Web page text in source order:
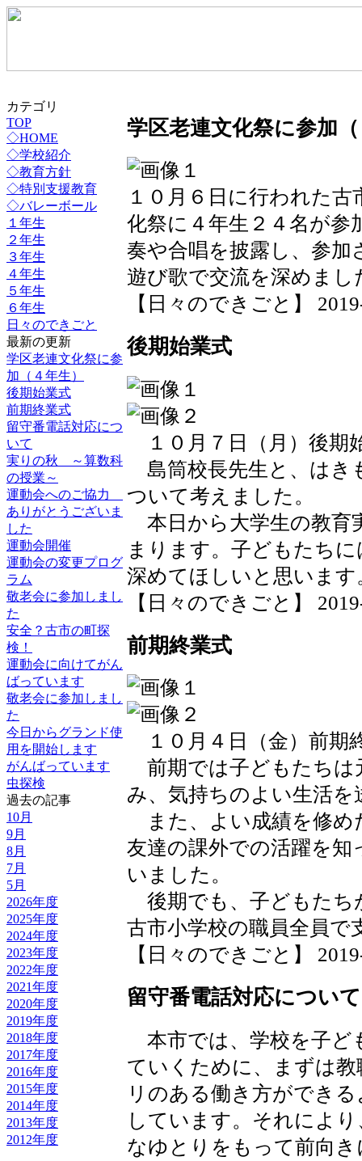
カテゴリ
TOP
◇HOME
◇学校紹介
◇教育方針
◇特別支援教育
◇バレーボール
１年生
２年生
３年生
４年生
５年生
６年生
日々のできごと
最新の更新
学区老連文化祭に参
加（４年生）
後期始業式
前期終業式
留守番電話対応につ
いて
実りの秋 ～算数科
の授業～
運動会へのご協力
ありがとうございま
した
運動会開催
運動会の変更プログ
ラム
敬老会に参加しまし
た
安全？古市の町探
検！
運動会に向けてがん
ばっています
敬老会に参加しまし
た
今日からグランド使
用を開始します
がんばっています
虫探検
過去の記事
10月
9月
8月
7月
5月
2026年度
2025年度
2024年度
2023年度
2022年度
2021年度
2020年度
2019年度
2018年度
2017年度
2016年度
2015年度
2014年度
2013年度
2012年度
学区老連文化祭に参加
１０月６日に行われた
化祭に４年生２４名が参
奏や合唱を披露し、参加
遊び歌で交流を深めまし
【日々のできごと】
後期始業式
１０月７日（月）後期
島筒校長先生と、はき
ついて考えました。
本日から大学生の教育
まります。子どもたち
深めてほしいと思います
【日々のできごと】
前期終業式
１０月４日（金）前期
前期では子どもたちは
み、気持ちのよい生活
また、よい成績を修め
友達の課外での活躍を
いました。
後期でも、子どもたち
古市小学校の職員全員
【日々のできごと】
留守番電話対応について
本市では、学校を子ど
ていくために、まずは
リのある働き方ができ
しています。それによ
なゆとりをもって前向